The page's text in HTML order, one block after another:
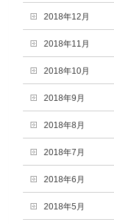
2018年12月
2018年11月
2018年10月
2018年9月
2018年8月
2018年7月
2018年6月
2018年5月